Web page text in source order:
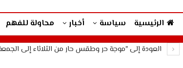
الرئيسية سياسة أخبار محاولة للفهم
العودة إلى "موجة حر وطقس حار من الثلاثاء إلى